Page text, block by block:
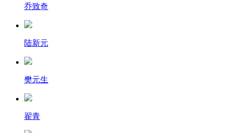
乔致奇
陆新元
樊元生
翟青